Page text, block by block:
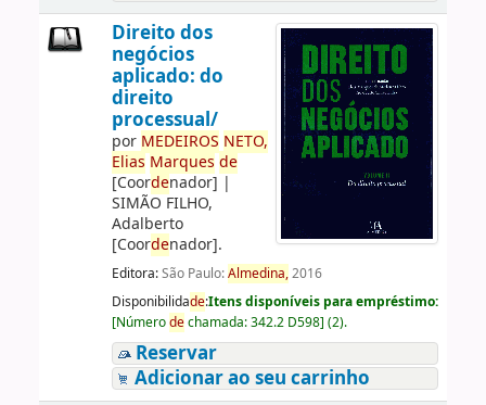
Direito dos
negócios
aplicado: do
direito
processual/
por MEDEIROS NETO,
Elias Marques de
[Coordenador] |
SIMÃO FILHO,
Adalberto
[Coordenador].
Editora:São Paulo:Almedina,2016
Disponibilidade:Itens disponíveis para empréstimo:
[Númerodechamada:342.2 D598] (2).
Reservar
Adicionar ao seu carrinho